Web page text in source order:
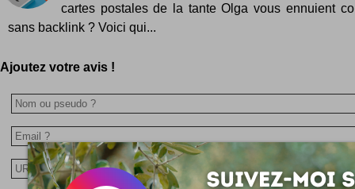
cartes postales de la tante Olga vous ennuient
sans backlink ? Voici qui...
Ajoutez votre avis !